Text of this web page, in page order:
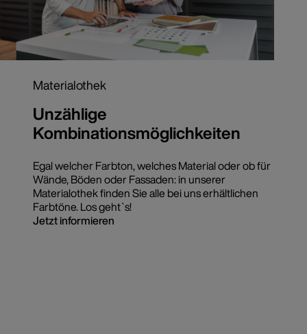
Materialothek
Unzählige
Kombinationsmöglichkeiten
Egal welcher Farbton, welches Material oder ob für
Wände, Böden oder Fassaden: in unserer
Materialothek finden Sie alle bei uns erhältlichen
Farbtöne. Los geht`s!
Jetzt informieren